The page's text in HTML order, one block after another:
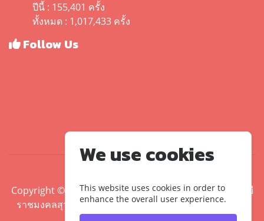
We use cookies
This website uses cookies in order to
enhance the overall user experience.
ปีนี้ : 155,401 ครั้ง
ทั้งหมด : 1,017,433 ครั้ง
Follow Us
Copyright ©2020 คณะศิลปศาสตร์ มหาวิทยาลัยเทคโนโลยี
ราชมงคลสุวรรณภูมิ | มหาวิทยาลัยเทคโนโลยีราชมงคล